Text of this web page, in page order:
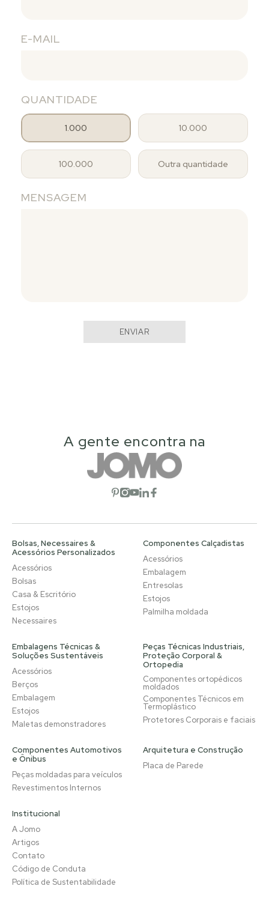
E-MAIL
QUANTIDADE
1.000 10.000
100.000 Outra quantidade
MENSAGEM
ENVIAR
A gente encontra na
Abrir rede social
Abrir rede social
Abrir rede social
Abrir rede social
Abrir rede social
Bolsas, Necessaires &
Acessórios Personalizados
Acessórios
Bolsas
Casa & Escritório
Estojos
Necessaires
Componentes Calçadistas
Acessórios
Embalagem
Entresolas
Estojos
Palmilha moldada
Embalagens Técnicas &
Soluções Sustentáveis
Acessórios
Berços
Embalagem
Estojos
Maletas demonstradores
Peças Técnicas Industriais,
Proteção Corporal &
Ortopedia
Componentes ortopédicos
moldados
Componentes Técnicos em
Termoplástico
Protetores Corporais e faciais
Componentes Automotivos
e Ônibus
Peças moldadas para veículos
Revestimentos Internos
Arquitetura e Construção
Placa de Parede
Institucional
A Jomo
Artigos
Contato
Código de Conduta
Política de Sustentabilidade